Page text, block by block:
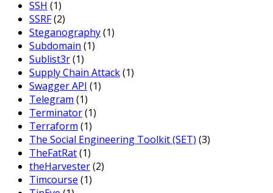
SSH (1)
SSRF(2)
Steganography(1)
Subdomain (1)
Sublist3r(1)
Supply Chain Attack(1)
Swagger API (1)
Telegram (1)
Terminator(1)
Terraform (1)
The Social Engineering Toolkit (SET) (3)
TheFatRat(1)
theHarvester(2)
Timcourse (1)